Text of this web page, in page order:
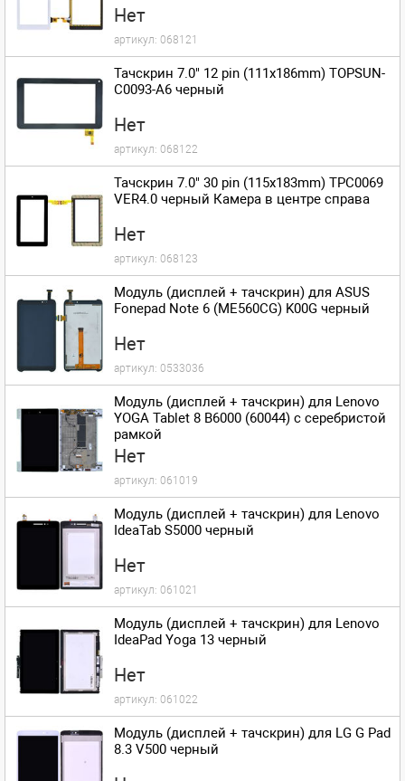
Нет
артикул: 068121
Тачскрин 7.0" 12 pin (111x186mm) TOPSUN-
C0093-A6 черный
Нет
артикул: 068122
Тачскрин 7.0" 30 pin (115x183mm) TPC0069
VER4.0 черный Камера в центре справа
Нет
артикул: 068123
Модуль (дисплей + тачскрин) для ASUS
Fonepad Note 6 (ME560CG) K00G черный
Нет
артикул: 0533036
Модуль (дисплей + тачскрин) для Lenovo
YOGA Tablet 8 B6000 (60044) с серебристой
рамкой
Нет
артикул: 061019
Модуль (дисплей + тачскрин) для Lenovo
IdeaTab S5000 черный
Нет
артикул: 061021
Модуль (дисплей + тачскрин) для Lenovo
IdeaPad Yoga 13 черный
Нет
артикул: 061022
Модуль (дисплей + тачскрин) для LG G Pad
8.3 V500 черный